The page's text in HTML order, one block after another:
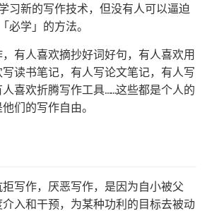
习新的写作技术，但没有人可以逼迫
必学」的方法。
有人喜欢摘抄好词好句，有人喜欢用
读书笔记，有人写论文笔记，有人写
喜欢折腾写作工具……这些都是个人的
们的写作自由。
写作，厌恶写作，是因为自小被父
入和干预，为某种功利的目标去被动